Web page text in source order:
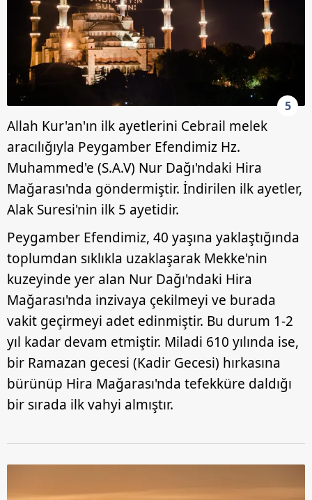
5
Allah Kur'an'ın ilk ayetlerini Cebrail melek
aracılığıyla Peygamber Efendimiz Hz.
Muhammed'e (S.A.V) Nur Dağı'ndaki Hira
Mağarası'nda göndermiştir. İndirilen ilk ayetler,
Alak Suresi'nin ilk 5 ayetidir.
Peygamber Efendimiz, 40 yaşına yaklaştığında
toplumdan sıklıkla uzaklaşarak Mekke'nin
kuzeyinde yer alan Nur Dağı'ndaki Hira
Mağarası'nda inzivaya çekilmeyi ve burada
vakit geçirmeyi adet edinmiştir. Bu durum 1-2
yıl kadar devam etmiştir. Miladi 610 yılında ise,
bir Ramazan gecesi (Kadir Gecesi) hırkasına
bürünüp Hira Mağarası'nda tefekküre daldığı
bir sırada ilk vahyi almıştır.